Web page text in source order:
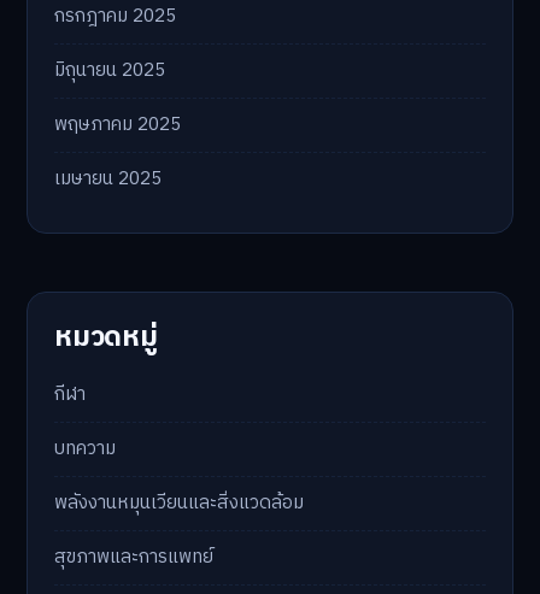
กรกฎาคม 2025
มิถุนายน 2025
พฤษภาคม 2025
เมษายน 2025
หมวดหมู่
กีฬา
บทความ
พลังงานหมุนเวียนและสิ่งแวดล้อม
สุขภาพและการแพทย์